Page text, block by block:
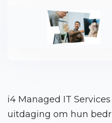
i4 Managed IT
uitdaging om hun